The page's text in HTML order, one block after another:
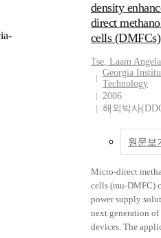
efficient infection
employing two
activating steps
entry: proteolytic
for priming of the
hemagglutinin
pH-triggered
changes allowing
the fusion peptide.
Proteolytic
influenza HA
pathogenesis by
viral growth rate
tropism. The
sequence and
structure of the
the overall
to pay the
Royal Hawaiian
outlier of
and function. The
bands perform
concerts per
first American
bands to achieve
success as current
should make
revolutionary
evolutionary
American
guarantee their
density
direct
cells (DMFCs)
Tse, Laam Angela
Georgia
Technology
2006
해외박사
원문보
Micro-direct
cells (mu-DMFC)
power supply
next generation
devices. The